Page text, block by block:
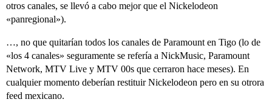
otros canales, se llevó a cabo mejor que el Nickelodeon
«panregional»).
…, no que quitarían todos los canales de Paramount en Tigo (lo de
«los 4 canales» seguramente se refería a NickMusic, Paramount
Network, MTV Live y MTV 00s que cerraron hace meses). En
cualquier momento deberían restituir Nickelodeon pero en su otrora
feed mexicano.